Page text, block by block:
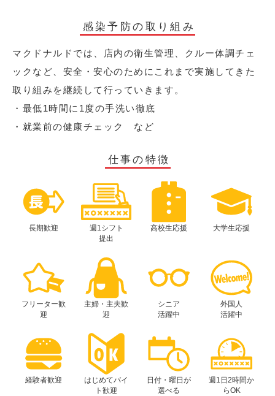
感染予防の取り組み
マクドナルドでは、店内の衛生管理、クルー体調チェ
ックなど、安全・安心のためにこれまで実施してきた
取り組みを継続して行っていきます。
・最低1時間に1度の手洗い徹底
・就業前の健康チェック など
仕事の特徴
長期歓迎
週1シフト
提出
高校生応援 大学生応援
フリーター歓
迎
主婦・主夫歓
迎
シニア
活躍中
外国人
活躍中
経験者歓迎
はじめてバイ
ト歓迎
日付・曜日が
選べる
週1日2時間か
らOK